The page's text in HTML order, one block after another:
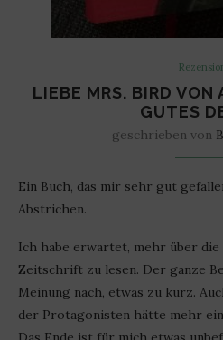
LIEBE MRS. BIRD VON
GUTES
geschrieben von
Ein Buch, das mir sehr gut
Abstrichen.
Ich habe erwartet, mehr über
Zeitschrift zu lesen. Der ganze
Meinung nach, etwas zu kurz.
der Protagonisten hätte mehr